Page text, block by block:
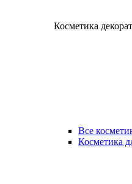
Косметика
Все
Косметика